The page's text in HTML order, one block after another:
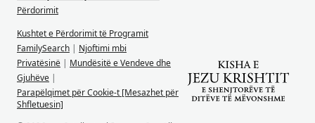
Përdorimit
Kushtet e Përdorimit të Programit
FamilySearch | Njoftimi mbi
Privatësinë | Mundësitë e Vendeve dhe
Gjuhëve |
Parapëlqimet për Cookie-t [Mesazhet për
Shfletuesin]